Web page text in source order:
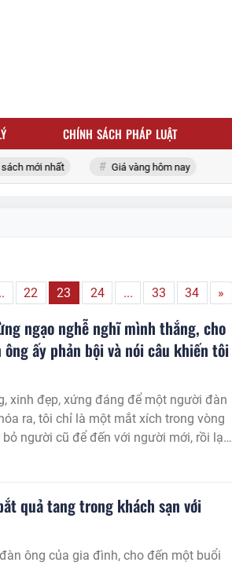
CHÍNH SÁCH PHÁP LUẬT
mới nhất Giá vàng hôm nay
22 23 24 ... 33 34 »
ngạo nghễ nghĩ mình thắng, cho
ấy phản bội và nói câu khiến tôi
xinh đẹp, xứng đáng để một người đàn
ra, tôi chỉ là một mắt xích trong vòng
người cũ để đến với người mới, rồi lại
người khác.
quả tang trong khách sạn với
ông của gia đình, cho đến một buổi